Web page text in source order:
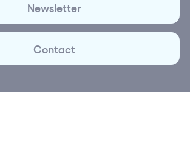
Newsletter
Contact